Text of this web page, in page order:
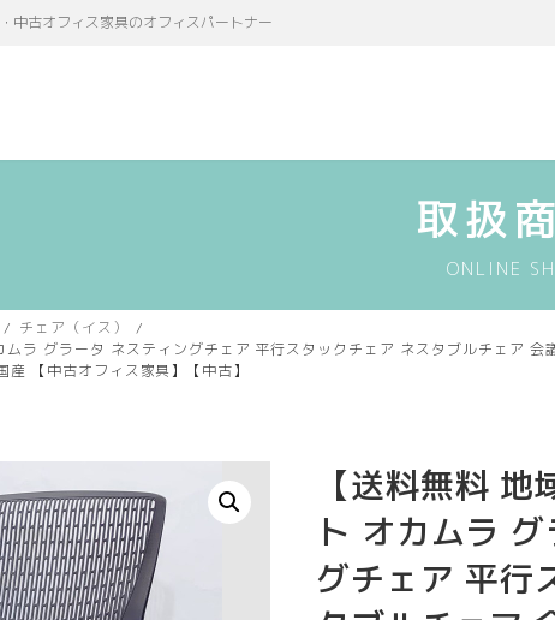
中古オフィス家具のオフィスパートナー
取扱
ONLINE
チェア（イス）
ムラ グラータ ネスティングチェア 平行スタックチェア ネスタブルチェア
【中古オフィス家具】【中古】
【送料無料
ト オカムラ
グチェア 平行